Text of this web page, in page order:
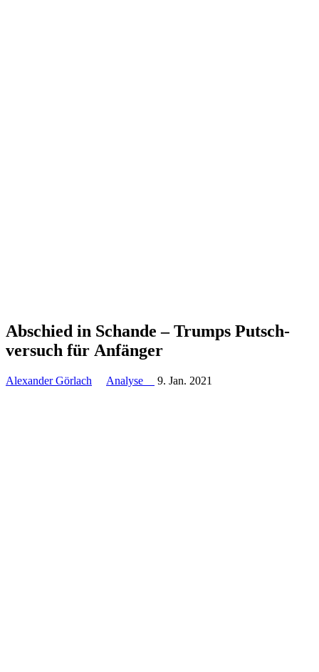
Abschied in Schande – Trumps Putsch­
versuch für Anfänger
Alexander Görlach Analyse 9. Jan. 2021